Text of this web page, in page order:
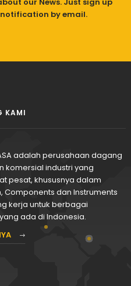
by email.
KAMI
adalah perusahaan dagang
komersial industri yang
pesat, khususnya dalam
Components dan Instruments
kerja untuk berbagai
ada di Indonesia.